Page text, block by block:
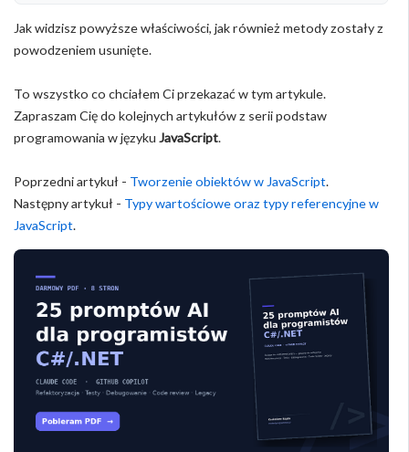
Jak widzisz powyższe właściwości, jak również metody zostały z
powodzeniem usunięte.
To wszystko co chciałem Ci przekazać w tym artykule.
Zapraszam Cię do kolejnych artykułów z serii podstaw
programowania w języku JavaScript.
Poprzedni artykuł - Tworzenie obiektów w JavaScript.
Następny artykuł - Typy wartościowe oraz typy referencyjne w
JavaScript.